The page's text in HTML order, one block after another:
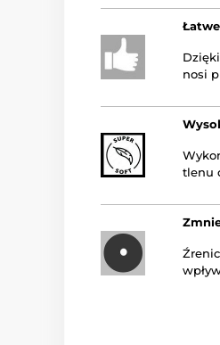
nosi
tlenu